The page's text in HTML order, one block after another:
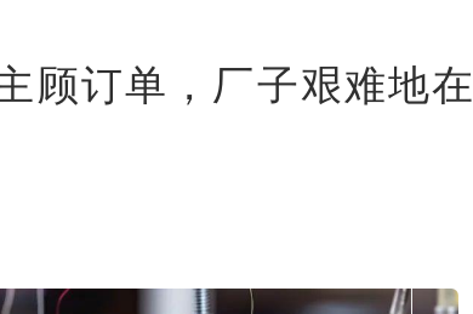
顾订单，厂子艰难地在